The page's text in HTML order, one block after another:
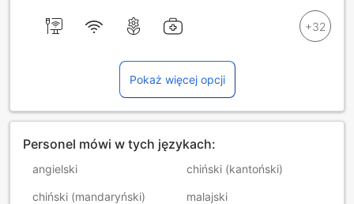
Pokaż więcej opcji
Personel mówi w tych językach:
angielski chiński (kantoński)
chiński (mandaryński) malajski